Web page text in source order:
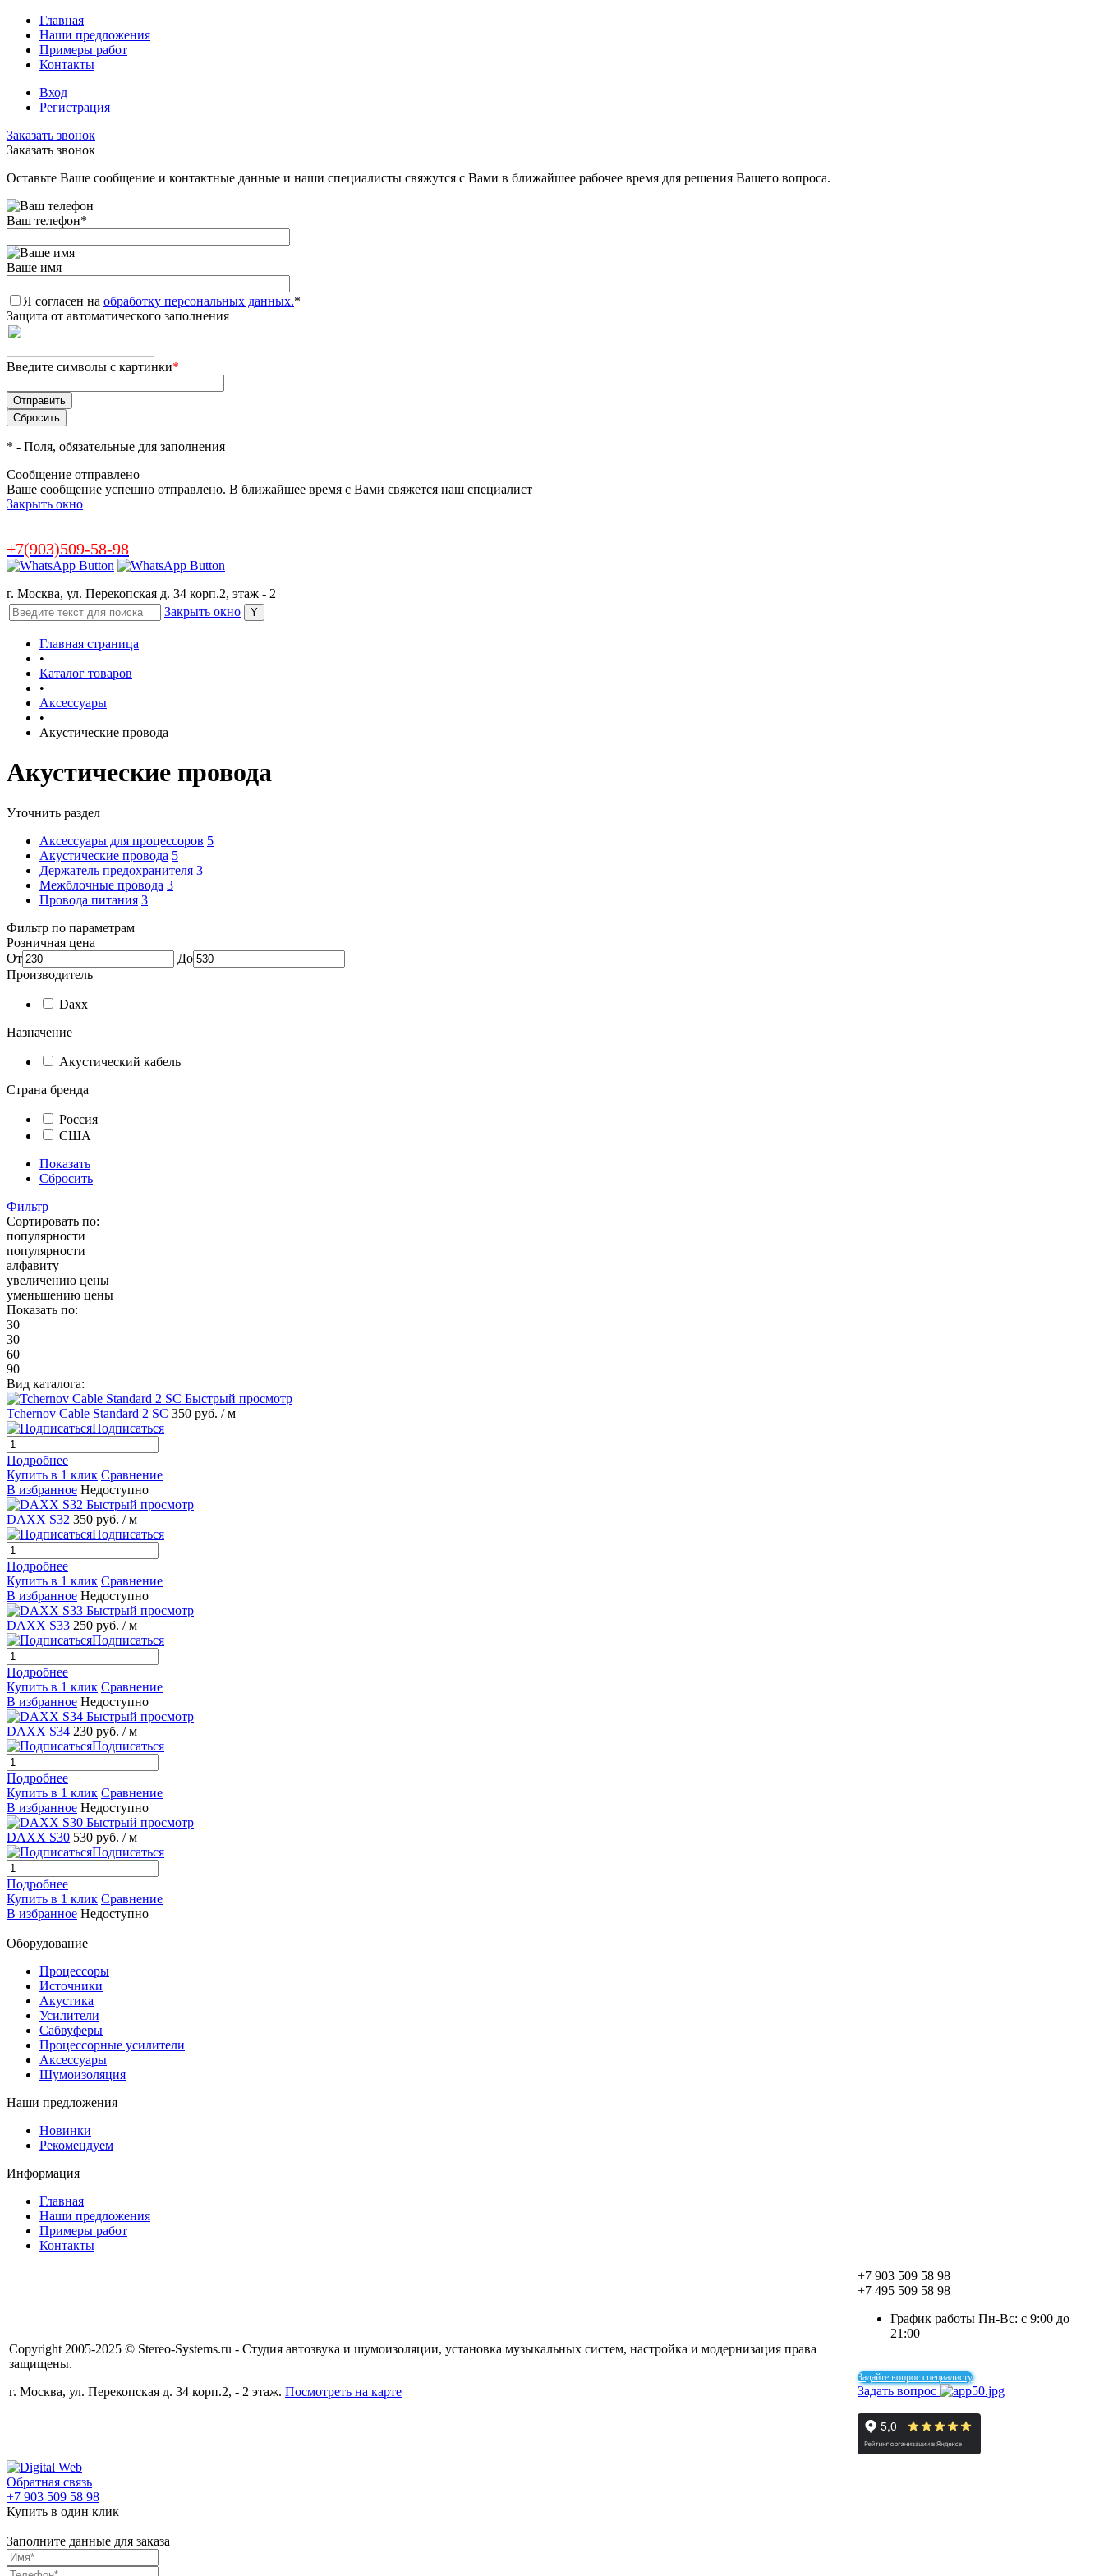
Главная
Наши предложения
Примеры работ
Контакты
Вход
Регистрация
Заказать звонок
Заказать звонок
Оставьте Ваше сообщение и контактные данные и наши специалисты свяжутся с Вами в ближайшее рабочее время для решения Вашего вопроса.
Ваш телефон*
Ваше имя
Я согласен на обработку персональных данных.*
Защита от автоматического заполнения
Введите символы с картинки*
* - Поля, обязательные для заполнения
Сообщение отправлено
Ваше сообщение успешно отправлено. В ближайшее время с Вами свяжется наш специалист
Закрыть окно
+7(903)509-58-98
г. Москва, ул. Перекопская д. 34 корп.2, этаж - 2
Закрыть окно
Главная страница
•
Каталог товаров
•
Аксессуары
•
Акустические провода
Акустические провода
Уточнить раздел
Аксессуары для процессоров 5
Акустические провода 5
Держатель предохранителя 3
Межблочные провода 3
Провода питания 3
Фильтр по параметрам
Розничная цена
От
До
Производитель
Daxx
Назначение
Акустический кабель
Страна бренда
Россия
США
Показать
Сбросить
Фильтр
Сортировать по:
популярности
популярности
алфавиту
увеличению цены
уменьшению цены
Показать по:
30
30
60
90
Вид каталога:
Быстрый просмотр
Tchernov Cable Standard 2 SC 350 руб. / м
Подписаться
Подробнее
Купить в 1 клик Сравнение
В избранное Недоступно
Быстрый просмотр
DAXX S32 350 руб. / м
Подписаться
Подробнее
Купить в 1 клик Сравнение
В избранное Недоступно
Быстрый просмотр
DAXX S33 250 руб. / м
Подписаться
Подробнее
Купить в 1 клик Сравнение
В избранное Недоступно
Быстрый просмотр
DAXX S34 230 руб. / м
Подписаться
Подробнее
Купить в 1 клик Сравнение
В избранное Недоступно
Быстрый просмотр
DAXX S30 530 руб. / м
Подписаться
Подробнее
Купить в 1 клик Сравнение
В избранное Недоступно
Оборудование
Процессоры
Источники
Акустика
Усилители
Сабвуферы
Процессорные усилители
Аксессуары
Шумоизоляция
Наши предложения
Новинки
Рекомендуем
Информация
Главная
Наши предложения
Примеры работ
Контакты
Copyright 2005-2025 © Stereo-Systems.ru - Студия автозвука и шумоизоляции, установка музыкальных систем, настройка и модернизация права
защищены.
г. Москва, ул. Перекопская д. 34 корп.2, - 2 этаж. Посмотреть на карте
+7 903 509 58 98
+7 495 509 58 98
График работы Пн-Вс: с 9:00 до
21:00
Задайте вопрос специалисту
Задать вопрос
Обратная связь
+7 903 509 58 98
Купить в один клик
Заполните данные для заказа